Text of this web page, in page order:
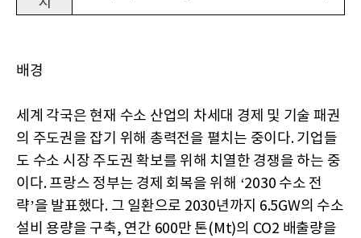
배경
세계 각국은 현재 수소 산업의 차세대 경제 및 기술 패권
의 주도권을 잡기 위해 총력전을 펼치는 중이다. 기업들
도 수소 시장 주도권 확보를 위해 치열한 경쟁을 하는 중
이다. 프랑스 정부는 경제 회복을 위해 ‘2030 수소 전
략’을 발표했다. 그 일환으로 2030년까지 6.5GW의 수소
설비 용량을 구축, 연간 600만 톤(Mt)의 CO2 배출량을